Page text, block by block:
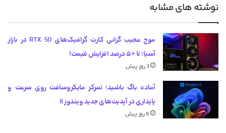
نوشته های مشابه
موج عجیب گرانی کارت گرافیک‌های RTX 50 در بازار
آسیا؛ تا ۵۰ درصد افزایش قیمت!
3 روز پیش
آماده باگ باشید؛ تمرکز مایکروسافت روی سرعت و
پایداری در آپدیت‌های جدید ویندوز ۱۱
6 روز پیش